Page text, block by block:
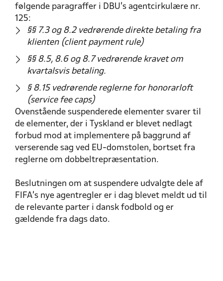
følgende paragraffer i DBU's agentcirkulære nr.
125:
§§ 7.3 og 8.2 vedrørende direkte betaling fra
klienten (client payment rule)
§§ 8.5, 8.6 og 8.7 vedrørende kravet om
kvartalsvis betaling.
§ 8.15 vedrørende reglerne for honorarloft
(service fee caps)
Ovenstående suspenderede elementer svarer til
de elementer, der i Tyskland er blevet nedlagt
forbud mod at implementere på baggrund af
verserende sag ved EU-domstolen, bortset fra
reglerne om dobbeltrepræsentation.
Beslutningen om at suspendere udvalgte dele af
FIFA’s nye agentregler er i dag blevet meldt ud til
de relevante parter i dansk fodbold og er
gældende fra dags dato.